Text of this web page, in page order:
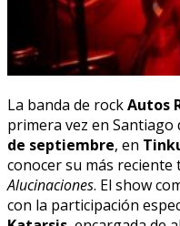
La banda de rockAutos
primera vez en
de septiembre, en
conocer su más reciente
Alucinaciones. El show
con la participación